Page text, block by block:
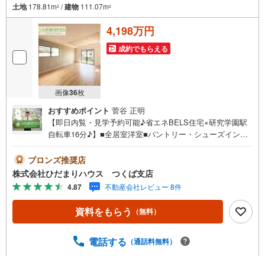
土地178.81m2 /建物 111.07m2
画像36枚
4,198万円
成約でもらえる
おすすめポイント 菅谷 正明
【即日内覧・見学予約可能♪省エネBELS住宅×研究学園駅
自転車16分♪】■全居室洋室■パントリー・シューズインク
可能■LDK18帖未公開写真はひだまりハウスHPにて公開中
♪■人気のオール電化住宅☆彡■奥行たっぷりのバルコニー
☆彡カフェタイムも楽しめそうです！■時間がない時もらく
らくと車の出し入れができる並列駐車場を完備!!マイホーム
探しは、ひだまりハウスにご相談ください！■自己資金￥0
からの住宅購入できます！■他社様でご紹介されている物件
てもスピーディーです。■インターネット非公開の物件もご
ブロンズ推奨店
株式会社ひだまりハウス つくば支店
4.87 不動産会社レビュー 8件
資料をもらう （無料）
電話する （通話料無料）